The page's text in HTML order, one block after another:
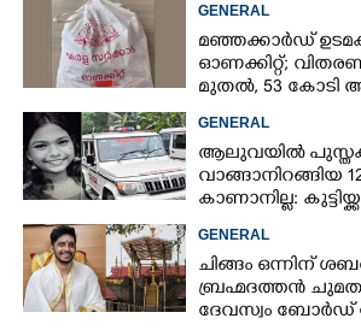
GENERAL
മഞ്ഞക്കാർഡ്
ഓണക്കിറ്റ്;
മുതൽ, 53 കോടി
GENERAL
ആലുവയിൽ
വാങ്ങാനിറങ്ങിയ
കാണാനില്ല:
GENERAL
ചിങ്ങം ഒന്നിന്
ബ്രഹ്മദത്തൻ
ദേവസ്വം
Share this link
Copy Link